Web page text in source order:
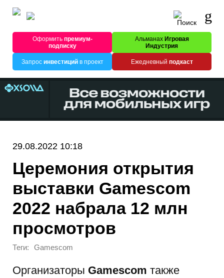
Оформитьпремиум-
подписку
Альманах Игровая
Индустрия
Запрос инвестицийв проект Ежедневный подкаст
29.08.2022 10:18
Церемония открытия
выставки Gamescom
2022 набрала 12 млн
просмотров
Теги: Gamescom
Организаторы Gamescom также